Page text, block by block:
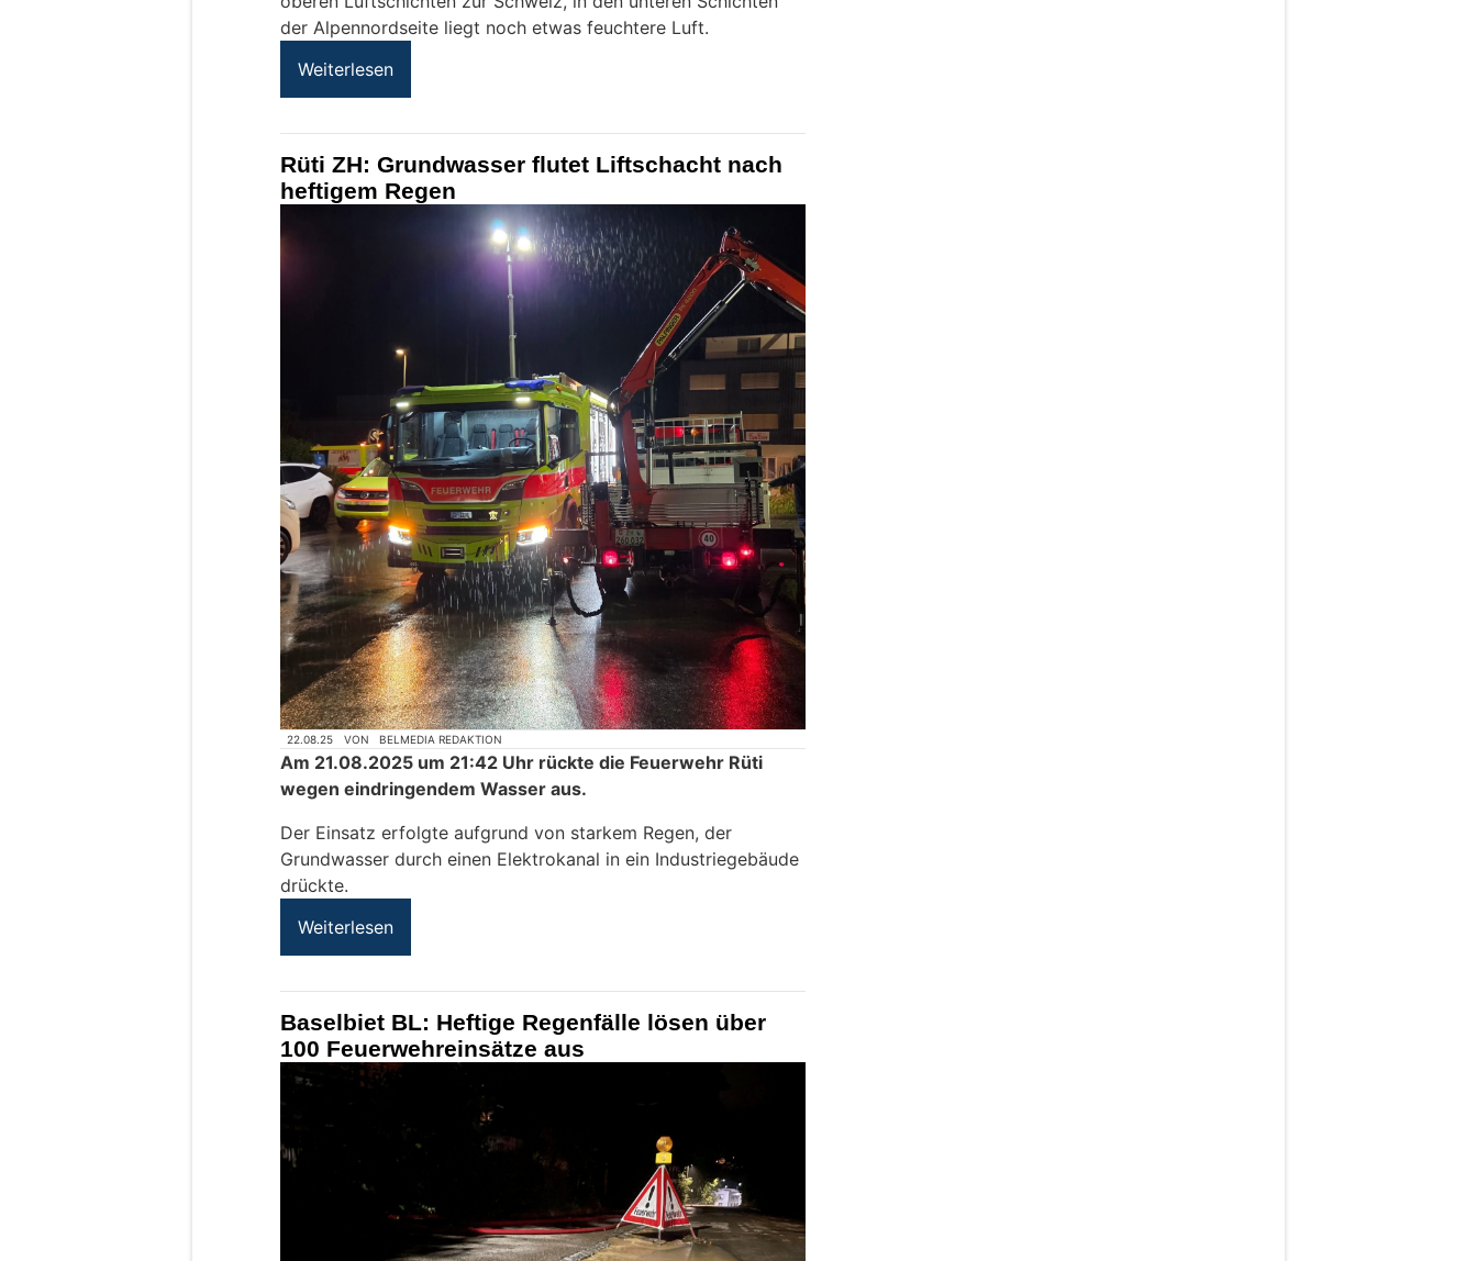
der Alpennordseite liegt noch etwas feuchtere Luft.
Weiterlesen
Rüti ZH: Grundwasser flutet Liftschacht nach
heftigem Regen
22.08.25 VON BELMEDIA REDAKTION
Am 21.08.2025 um 21:42 Uhr rückte die Feuerwehr Rüti
wegen eindringendem Wasser aus.
Der Einsatz erfolgte aufgrund von starkem Regen, der
Grundwasser durch einen Elektrokanal in ein Industriegebäude
drückte.
Weiterlesen
Baselbiet BL: Heftige Regenfälle lösen über
100 Feuerwehreinsätze aus